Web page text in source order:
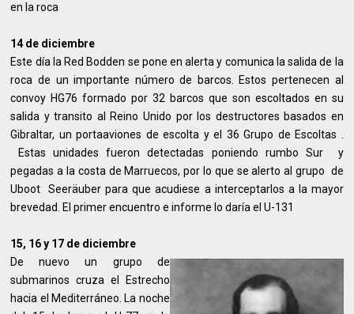
en la roca
14 de diciembre
Este día la Red Bodden se pone en alerta y comunica la salida de la
roca de un importante número de barcos. Estos pertenecen al
convoy HG76 formado por 32 barcos que son escoltados en su
salida y transito al Reino Unido por los destructores basados en
Gibraltar, un portaaviones de escolta y el 36 Grupo de Escoltas .
Estas unidades fueron detectadas poniendo rumbo Sur y
pegadas a la costa de Marruecos, por lo que se alerto al grupo de
Uboot Seeräuber para que acudiese a interceptarlos a la mayor
brevedad. El primer encuentro e informe lo daría el U-131
15, 16 y 17 de diciembre
De nuevo un grupo de
submarinos cruza el Estrecho
hacia el Mediterráneo. La noche